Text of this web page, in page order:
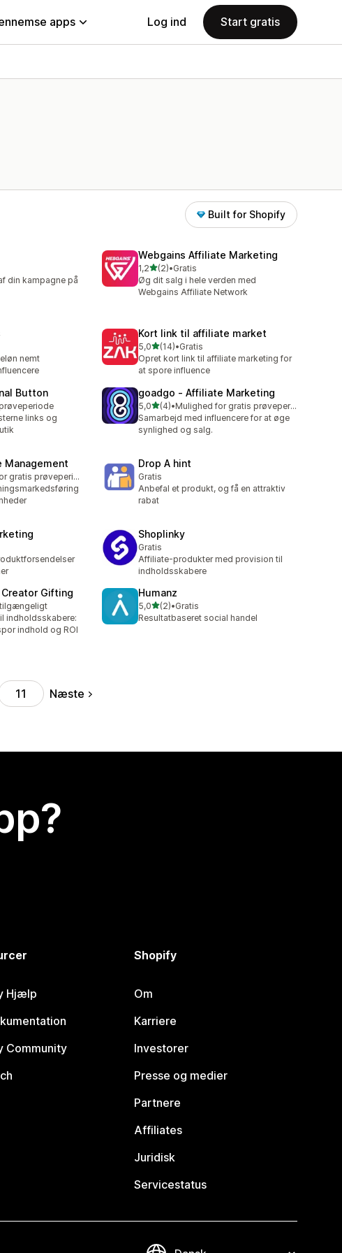
apps Log ind Start gratis
Built for Shopify
din kampagne på
Webgains Affiliate Marketing
1,2ud af 5 stjerner
(2)
2 anmeldelser i alt
•Gratis
Øg dit salg i hele verden med
Webgains Affiliate Network
nemt
Kort link til affiliate market
5,0ud af 5 stjerner
(14)
14 anmeldelser i alt
•Gratis
Opret kort link til affiliate marketing for
at spore influence
Button
links og
goadgo ‑ Affiliate Marketing
5,0ud af 5 stjerner
(4)
4 anmeldelser i alt
•
Mulighed for gratis prøveperiode
Samarbejd med influencere for at øge
synlighed og salg.
Management
Mulighed for gratis prøveperiode
Drop A hint
Gratis
Anbefal et produkt, og få en attraktiv
rabat
Shoplinky
Gratis
Affiliate-produkter med provision til
indholdsskabere
Creator Gifting
tilgængeligt
indholdsskabere:
indhold og ROI
Humanz
5,0ud af 5 stjerner
(2)
2 anmeldelser i alt
•Gratis
Resultatbaseret social handel
11 Næste
Hjælp
Community
Shopify
Om
Karriere
Investorer
Presse og medier
Partnere
Affiliates
Juridisk
Servicestatus